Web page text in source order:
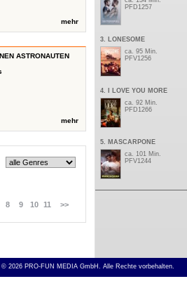
mehr
ASTRONAUTEN
mehr
8 9 10 11 >>
PFD1257
3. LONESOME
ca. 95 Min.
PFV1256
4. I LOVE YOU MORE
ca. 92 Min.
PFD1266
5. MASCARPONE
ca. 101 Min.
PFV1244
© 2026 PRO-FUN MEDIA GmbH. Alle Rechte vorbehalten.